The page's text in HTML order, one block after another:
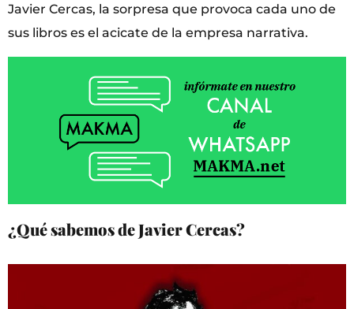
Javier Cercas, la sorpresa que provoca cada uno de
sus libros es el acicate de la empresa narrativa.
¿Qué sabemos de Javier Cercas?